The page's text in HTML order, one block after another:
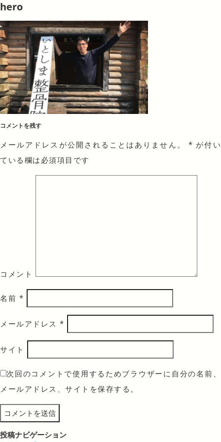
hero
コメントを残す
メールアドレスが公開されることはありません。 * が付い
ている欄は必須項目です
コメント
名前 *
メールアドレス *
サイト
次回のコメントで使用するためブラウザーに自分の名前、
メールアドレス、サイトを保存する。
投稿ナビゲーション